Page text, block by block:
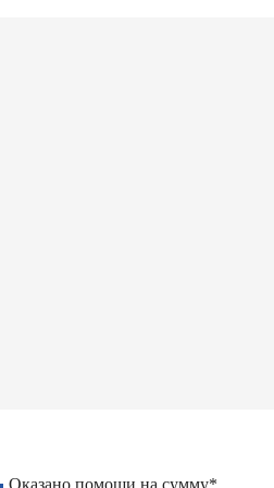
Оказано помощи на сумму*